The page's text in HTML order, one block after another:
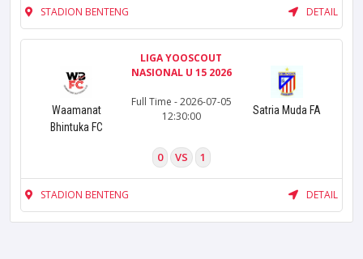
STADION BENTENG DETAIL
Waamanat
Bhintuka FC
LIGA YOOSCOUT
NASIONAL U 15 2026
Full Time - 2026-07-05
12:30:00
0 VS 1
Satria Muda FA
STADION BENTENG DETAIL